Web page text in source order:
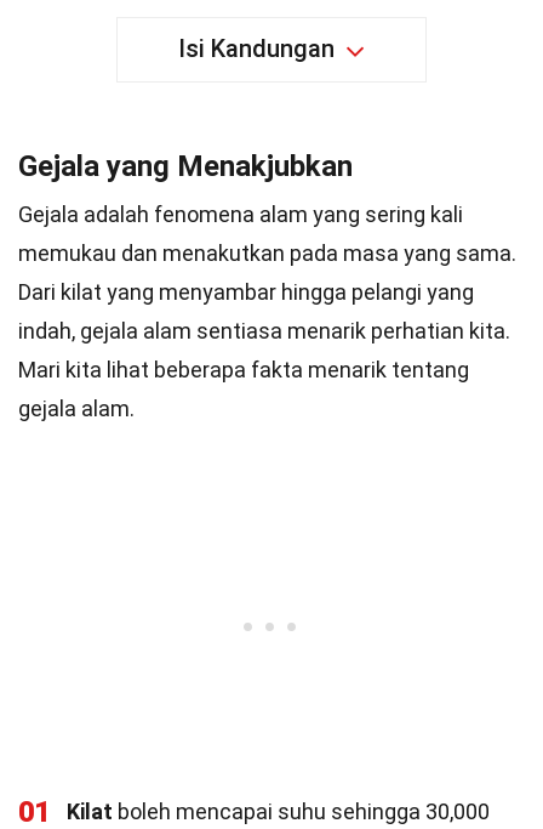
Isi Kandungan
Gejala yang Menakjubkan
Gejala adalah fenomena alam yang sering kali
memukau dan menakutkan pada masa yang sama.
Dari kilat yang menyambar hingga pelangi yang
indah, gejala alam sentiasa menarik perhatian kita.
Mari kita lihat beberapa fakta menarik tentang
gejala alam.
01 Kilat boleh mencapai suhu sehingga 30,000